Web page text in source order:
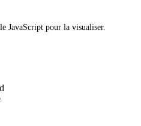
JavaScript pour la visualiser.